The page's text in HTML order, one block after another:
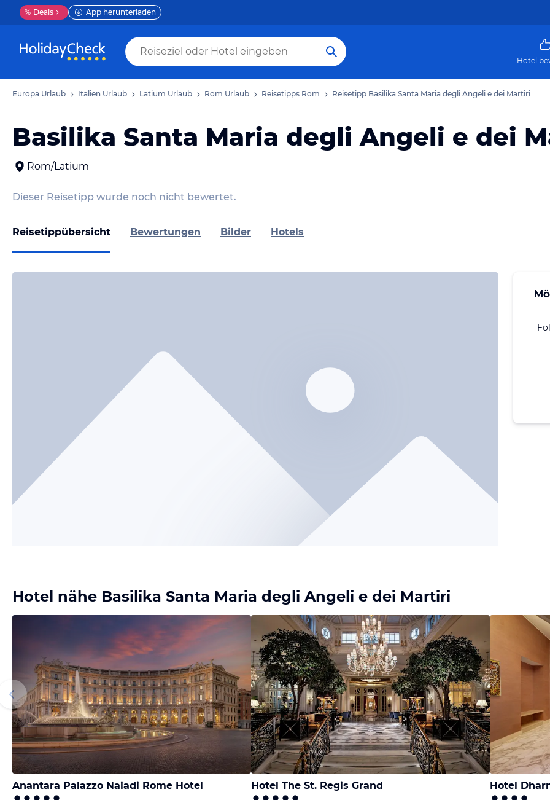
% Deals App herunterladen
Hotel
Europa Urlaub Italien Urlaub Latium Urlaub Rom Urlaub Reisetipps Rom Reisetipp Basilika Santa Maria degli Angeli e dei Martiri
Basilika Santa Maria degli Angeli e dei
Rom/Latium
Dieser Reisetipp wurde noch nicht bewertet.
Reisetippübersicht Bewertungen Bilder Hotels
Hotel nähe Basilika Santa Maria degli Angeli e dei Martiri
Anantara Palazzo Naiadi Rome Hotel Hotel The St. Regis Grand Hotel